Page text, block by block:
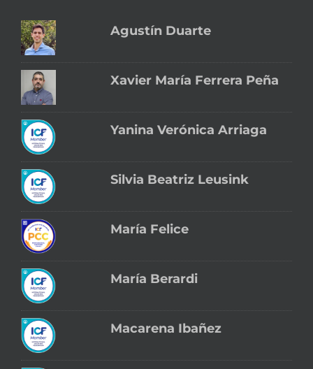
Agustín Duarte
Xavier María Ferrera Peña
Yanina Verónica Arriaga
Silvia Beatriz Leusink
María Felice
María Berardi
Macarena Ibañez